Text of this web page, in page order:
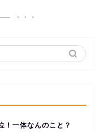
！一体なんのこと？